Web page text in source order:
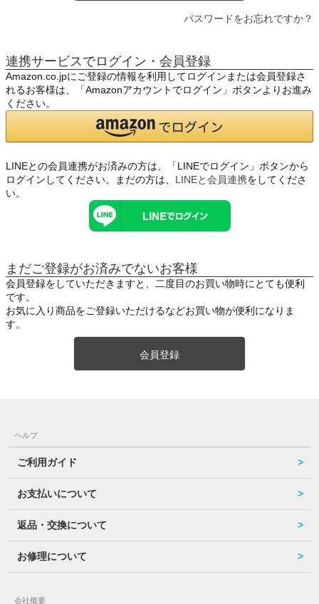
パスワードをお忘れですか？
連携サービスでログイン・会員登録
Amazon.co.jpにご登録の情報を利用してログインまたは会員登録さ
れるお客様は、「Amazonアカウントでログイン」ボタンよりお進み
ください。
LINEとの会員連携がお済みの方は、「LINEでログイン」ボタンから
ログインしてください。まだの方は、 LINEと会員連携をしてくださ
い。
まだご登録がお済みでないお客様
会員登録をしていただきますと、二度目のお買い物時にとても便利
です。
お気に入り商品をご登録いただけるなどお買い物が便利になりま
す。
会員登録
ヘルプ
ご利用ガイド
お支払いについて
返品・交換について
お修理について
会社概要